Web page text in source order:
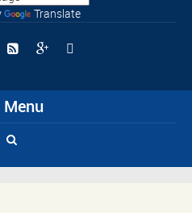
Translate
Menu